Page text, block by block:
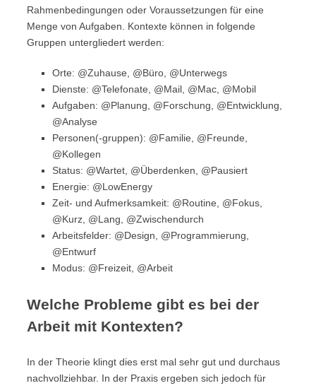
Rahmenbedingungen oder Voraussetzungen für eine
Menge von Aufgaben. Kontexte können in folgende
Gruppen untergliedert werden:
Orte: @Zuhause, @Büro, @Unterwegs
Dienste: @Telefonate, @Mail, @Mac, @Mobil
Aufgaben: @Planung, @Forschung, @Entwicklung,
@Analyse
Personen(-gruppen): @Familie, @Freunde,
@Kollegen
Status: @Wartet, @Überdenken, @Pausiert
Energie: @LowEnergy
Zeit- und Aufmerksamkeit: @Routine, @Fokus,
@Kurz, @Lang, @Zwischendurch
Arbeitsfelder: @Design, @Programmierung,
@Entwurf
Modus: @Freizeit, @Arbeit
Welche Probleme gibt es bei der
Arbeit mit Kontexten?
In der Theorie klingt dies erst mal sehr gut und durchaus
nachvollziehbar. In der Praxis ergeben sich jedoch für